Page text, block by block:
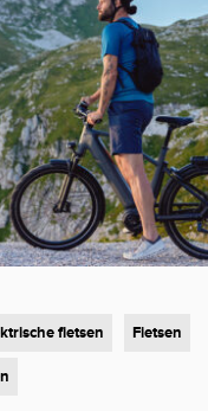
fietsen Fietsen